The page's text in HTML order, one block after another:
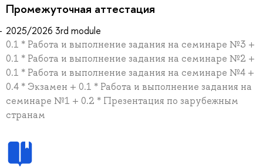
Промежуточная аттестация
2025/2026 3rd module
0.1 * Работа и выполнение задания на семинаре №3 +
0.1 * Работа и выполнение задания на семинаре №2 +
0.1 * Работа и выполнение задания на семинаре №4 +
0.4 * Экзамен + 0.1 * Работа и выполнение задания на
семинаре №1 + 0.2 * Презентация по зарубежным
странам